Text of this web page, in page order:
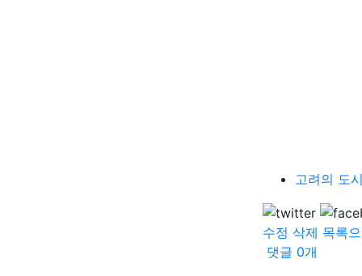
고려의 도
수정 삭제 목록
댓글 0개